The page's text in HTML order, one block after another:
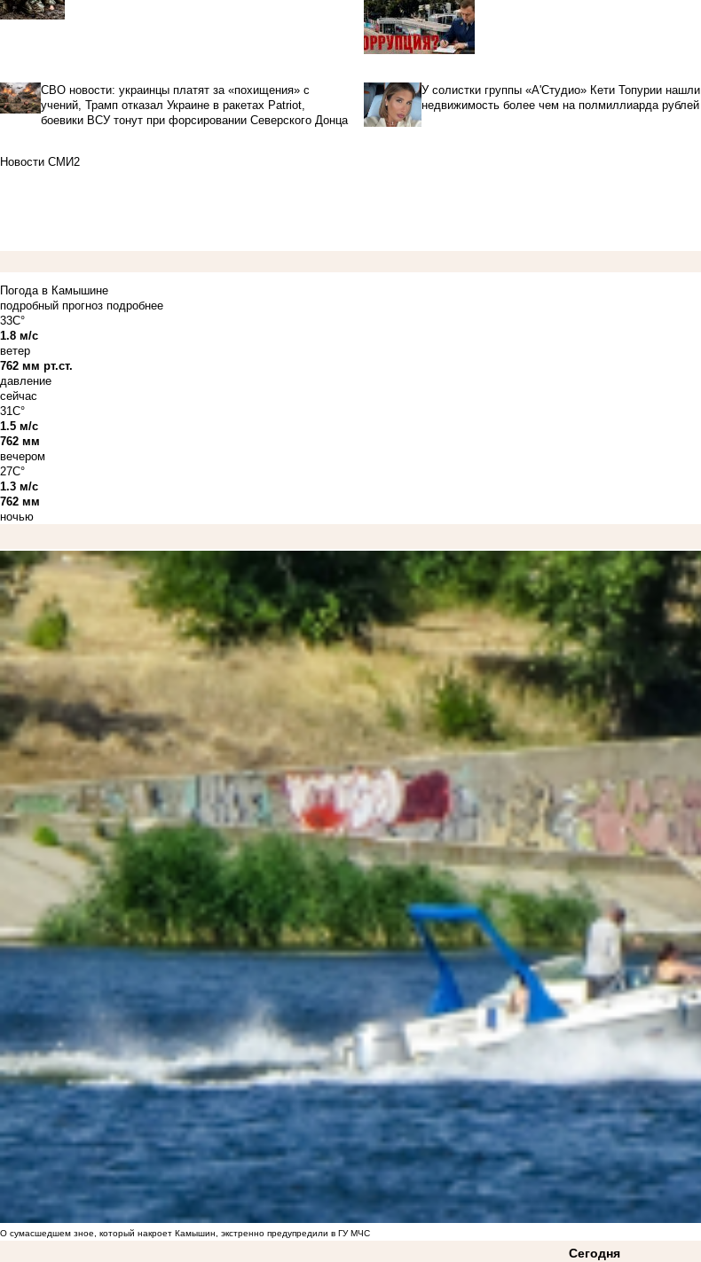
СВО новости: украинцы платят за «похищения» с
учений, Трамп отказал Украине в ракетах Patriot,
боевики ВСУ тонут при форсировании Северского Донца
У солистки группы «А'Студио» Кети Топурии нашли
недвижимость более чем на полмиллиарда рублей
Новости СМИ2
Погода в Камышине
подробный прогноз подробнее
33C°
1.8 м/с
ветер
762 мм рт.ст.
давление
сейчас
31C°
1.5 м/с
762 мм
вечером
27C°
1.3 м/с
762 мм
ночью
О сумасшедшем зное, который накроет Камышин, экстренно предупредили в ГУ МЧС
Сегодня